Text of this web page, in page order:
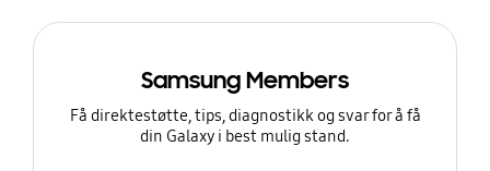
Samsung Members
Få direktestøtte, tips, diagnostikk og svar for å få
din Galaxy i best mulig stand.